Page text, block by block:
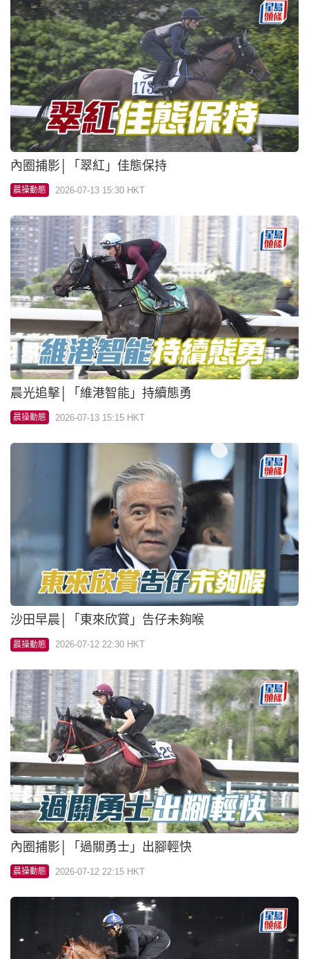
內圈捕影│「翠紅」佳態保持
晨操動態 2026-07-13 15:30 HKT
晨光追擊│「維港智能」持續態勇
晨操動態 2026-07-13 15:15 HKT
沙田早晨│「東來欣賞」告仔未夠喉
晨操動態 2026-07-12 22:30 HKT
內圈捕影│「過關勇士」出腳輕快
晨操動態 2026-07-12 22:15 HKT